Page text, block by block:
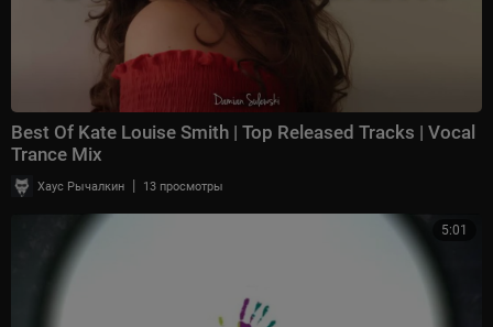
Best Of Kate Louise Smith | Top Released Tracks | Vocal
Trance Mix
Хаус Рычалкин | 13 просмотры
5:01